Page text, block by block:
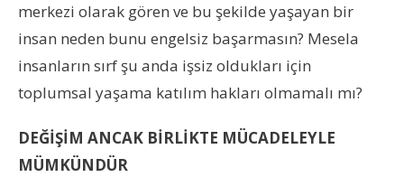
merkezi olarak gören ve bu şekilde yaşayan bir
insan neden bunu engelsiz başarmasın? Mesela
insanların sırf şu anda işsiz oldukları için
toplumsal yaşama katılım hakları olmamalı mı?
DEĞİŞİM ANCAK BİRLİKTE MÜCADELEYLE
MÜMKÜNDÜR